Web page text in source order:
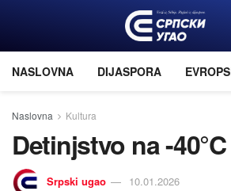
NASLOVNA DIJASPORA
Naslovna Kultura
Detinjstvo na -40°C
Srpski ugao 10.01.2026